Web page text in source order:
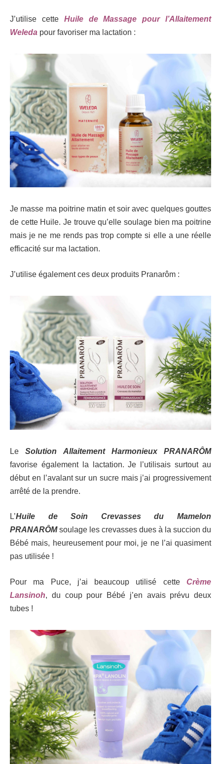
J’utilise cette Huile de Massage pour l’Allaitement
Weleda pour favoriser ma lactation :
Je masse ma poitrine matin et soir avec quelques gouttes
de cette Huile. Je trouve qu’elle soulage bien ma poitrine
mais je ne me rends pas trop compte si elle a une réelle
efficacité sur ma lactation.
J’utilise également ces deux produits Pranarôm :
LeSolution Allaitement Harmonieux PRANARÔM
favorise également la lactation. Je l’utilisais surtout au
début en l’avalant sur un sucre mais j’ai progressivement
arrêté de la prendre.
L’Huile de Soin Crevasses du Mamelon
PRANARÔMsoulage les crevasses dues à la succion du
Bébé mais, heureusement pour moi, je ne l’ai quasiment
pas utilisée !
Pour ma Puce, j’ai beaucoup utilisé cette Crème
Lansinoh, du coup pour Bébé j’en avais prévu deux
tubes !